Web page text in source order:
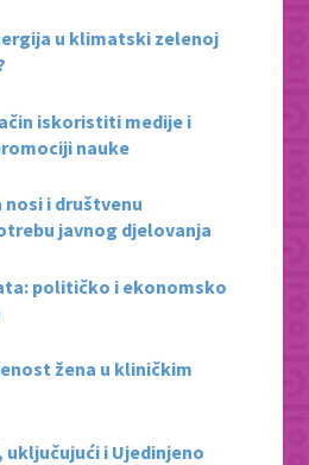
u klimatski zelenoj
iskoristiti medije i
nauke
i društvenu
javnog djelovanja
političko i ekonomsko
žena u kliničkim
uključujući i Ujedinjeno